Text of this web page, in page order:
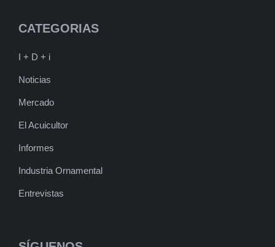
CATEGORIAS
I + D + i
Noticias
Mercado
El Acuicultor
Informes
Industria Ornamental
Entrevistas